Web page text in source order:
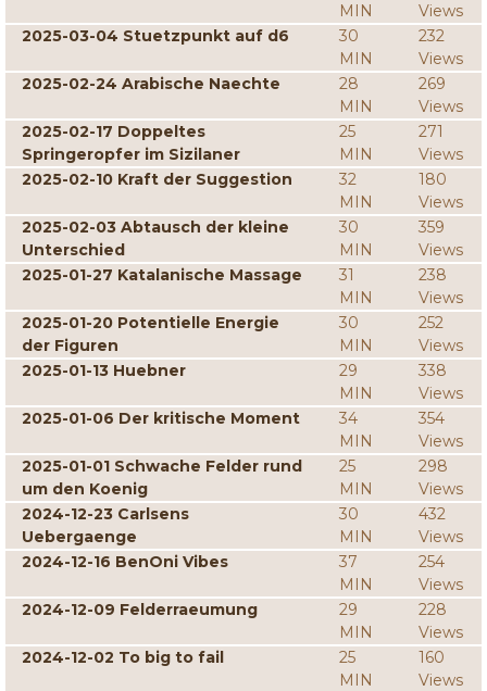
MIN
Views
2025-03-04 Stuetzpunkt auf d6
30
MIN
232
Views
2025-02-24 Arabische Naechte
28
MIN
269
Views
2025-02-17 Doppeltes
Springeropfer im Sizilaner
25
MIN
271
Views
2025-02-10 Kraft der Suggestion
32
MIN
180
Views
2025-02-03 Abtausch der kleine
Unterschied
30
MIN
359
Views
2025-01-27 Katalanische Massage
31
MIN
238
Views
2025-01-20 Potentielle Energie
der Figuren
30
MIN
252
Views
2025-01-13 Huebner
29
MIN
338
Views
2025-01-06 Der kritische Moment
34
MIN
354
Views
2025-01-01 Schwache Felder rund
um den Koenig
25
MIN
298
Views
2024-12-23 Carlsens
Uebergaenge
30
MIN
432
Views
2024-12-16 BenOni Vibes
37
MIN
254
Views
2024-12-09 Felderraeumung
29
MIN
228
Views
2024-12-02 To big to fail
25
MIN
160
Views